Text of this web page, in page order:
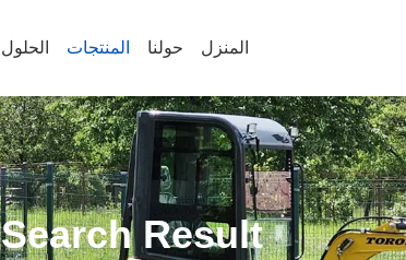
المنزل حولنا المنتجات الحلول
Search Result